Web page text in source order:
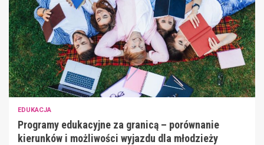
EDUKACJA
Programy edukacyjne za granicą – porównanie
kierunków i możliwości wyjazdu dla młodzieży